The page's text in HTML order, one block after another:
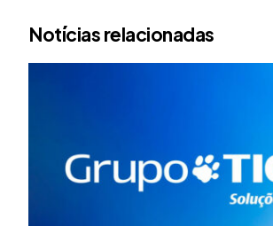
Notícias relacionadas